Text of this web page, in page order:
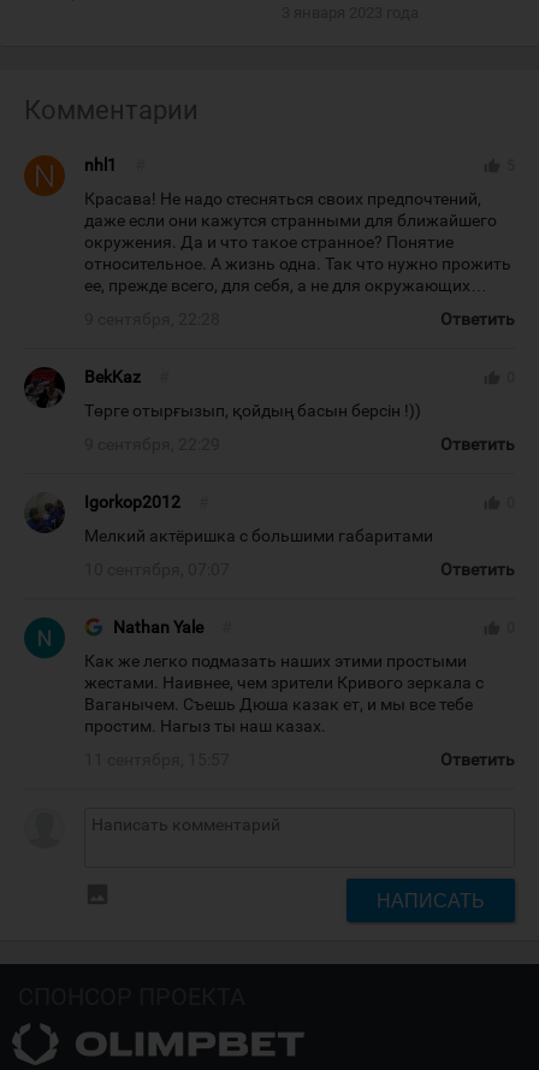
Комментарии
nhl1
Красава! Не надо стесняться своих предпочтений,
даже если они кажутся странными для ближайшего
окружения. Да и что такое странное? Понятие
относительное. А жизнь одна. Так что нужно прожить
ее, прежде всего, для себя, а не для окружающих…
Ответить
BekKaz
Төрге отырғызып, қойдың басын берсін !))
Ответить
Igorkop2012
Мелкий актёришка с большими габаритами
Ответить
Nathan Yale
Как же легко подмазать наших этими простыми
жестами. Наивнее, чем зрители Кривого зеркала с
Ваганычем. Съешь Дюша казак ет, и мы все тебе
простим. Нагыз ты наш казах.
Ответить
НАПИСАТЬ